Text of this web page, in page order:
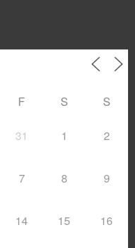
F S S
31 1 2
7 8 9
14 15 16